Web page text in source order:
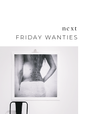
next
FRIDAY WANTIES